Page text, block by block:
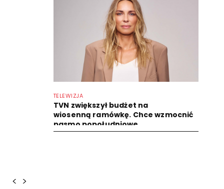
TELEWIZJA
TVN zwiększył budżet na
wiosenną ramówkę. Chce wzmocnić
pasmo popołudniowe
< >